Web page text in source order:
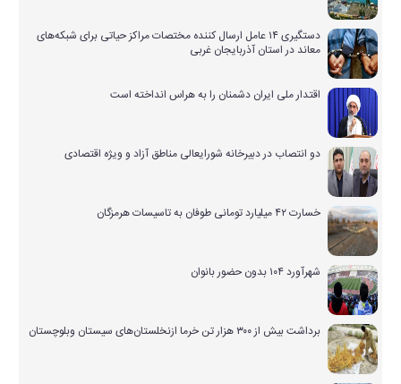
دستگیری ۱۴ عامل ارسال کننده مختصات مراکز حیاتی برای شبکه‌های
معاند در استان آذربایجان غربی
اقتدار ملی ایران دشمنان را به هراس انداخته است
دو انتصاب در دبیرخانه شورایعالی مناطق آزاد و ویژه اقتصادی
خسارت ۴۲ میلیارد تومانی طوفان به تاسیسات هرمزگان
شهرآورد ۱۰۴ بدون حضور بانوان
برداشت بیش از ۳۰۰ هزار تن خرما ازنخلستان‌های سیستان وبلوچستان